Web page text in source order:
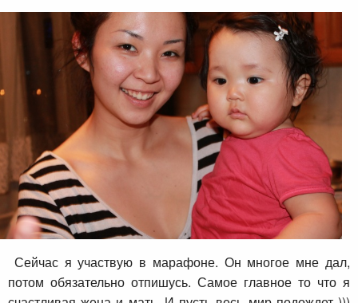
Сейчас я участвую в марафоне. Он многое мне дал,
потом обязательно отпишусь. Самое главное то что я